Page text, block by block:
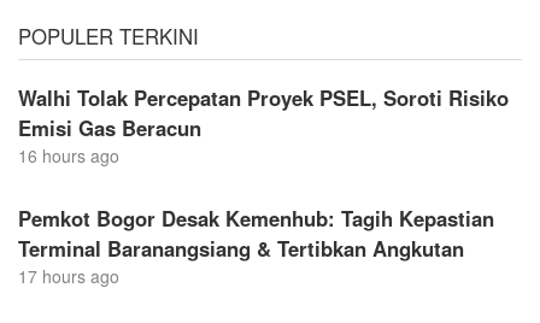
POPULER TERKINI
Walhi Tolak Percepatan Proyek PSEL, Soroti Risiko
Emisi Gas Beracun
16 hours ago
Pemkot Bogor Desak Kemenhub: Tagih Kepastian
Terminal Baranangsiang & Tertibkan Angkutan
17 hours ago